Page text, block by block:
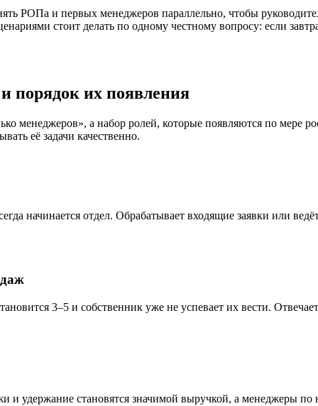
РОПа и первых менеджеров параллельно, чтобы
стоит делать по одному честному вопросу: если
порядок их появления
менеджеров», а набор ролей, которые появляются по мере
её задачи качественно.
начинается отдел. Обрабатывает входящие заявки или
3–5 и собственник уже не успевает их вести.
и удержание становятся значимой выручкой, а менеджеры